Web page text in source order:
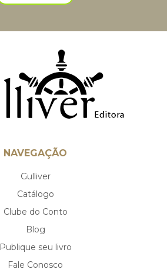
NAVEGAÇÃO
Gulliver
Catálogo
Clube do Conto
Blog
Publique seu livro
Fale Conosco